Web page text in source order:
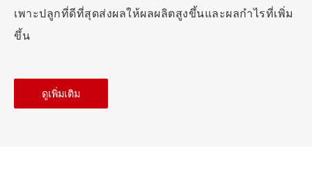
เพาะปลูกที่ดีที่สุดส่งผลให้ผลผลิตสูงขึ้นและผลกำไรที่เพิ่ม
ขึ้น
ดูเพิ่มเติม